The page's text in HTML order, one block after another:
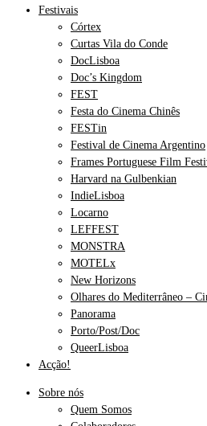
Festivais
Córtex
Curtas Vila do Conde
DocLisboa
Doc’s Kingdom
FEST
Festa do Cinema Chinês
FESTin
Festival de Cinema Argentino
Frames Portuguese Film
Harvard na Gulbenkian
IndieLisboa
Locarno
LEFFEST
MONSTRA
MOTELx
New Horizons
Olhares do Mediterrâneo –
Panorama
Porto/Post/Doc
QueerLisboa
Acção!
Sobre nós
Quem Somos